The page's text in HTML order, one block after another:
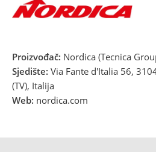
Proizvođač: Nordica (Tecnica
Sjedište: Via Fante d'Italia 56,
(TV), Italija
Web: nordica.com